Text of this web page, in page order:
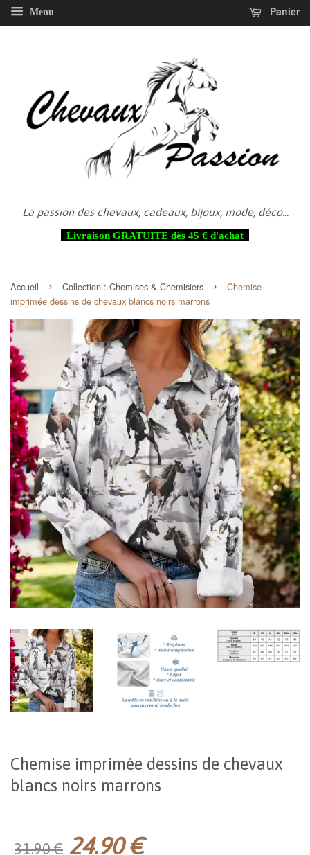
Menu Panier
La passion des chevaux, cadeaux, bijoux, mode, déco...
Livraison GRATUITE dès 45 € d'achat
Accueil › Collection : Chemises & Chemisiers ›
Chemise
imprimée dessins de chevaux blancs noirs marrons
Chemise imprimée dessins de chevaux
blancs noirs marrons
31.90 € 24.90 €